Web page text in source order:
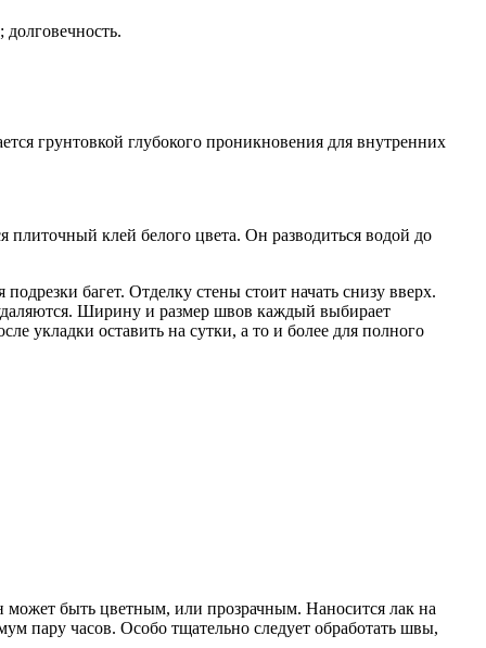
грунтовкой глубокого проникновения для внутренних
плиточный клей белого цвета. Он разводиться водой до
багет. Отделку стены стоит начать снизу вверх.
Ширину и размер швов каждый выбирает
укладки оставить на сутки, а то и более для полного
быть цветным, или прозрачным. Наносится лак на
пару часов. Особо тщательно следует обработать швы,